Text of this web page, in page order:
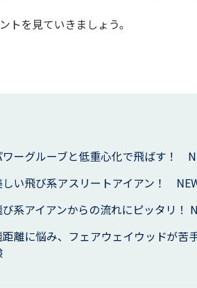
トを見ていきましょう。
ワーグルーブと低重心化で飛ばす！
い飛び系アスリートアイアン！
系アイアンからの流れにピッタリ！
離に悩み、フェアウェイウッドが苦